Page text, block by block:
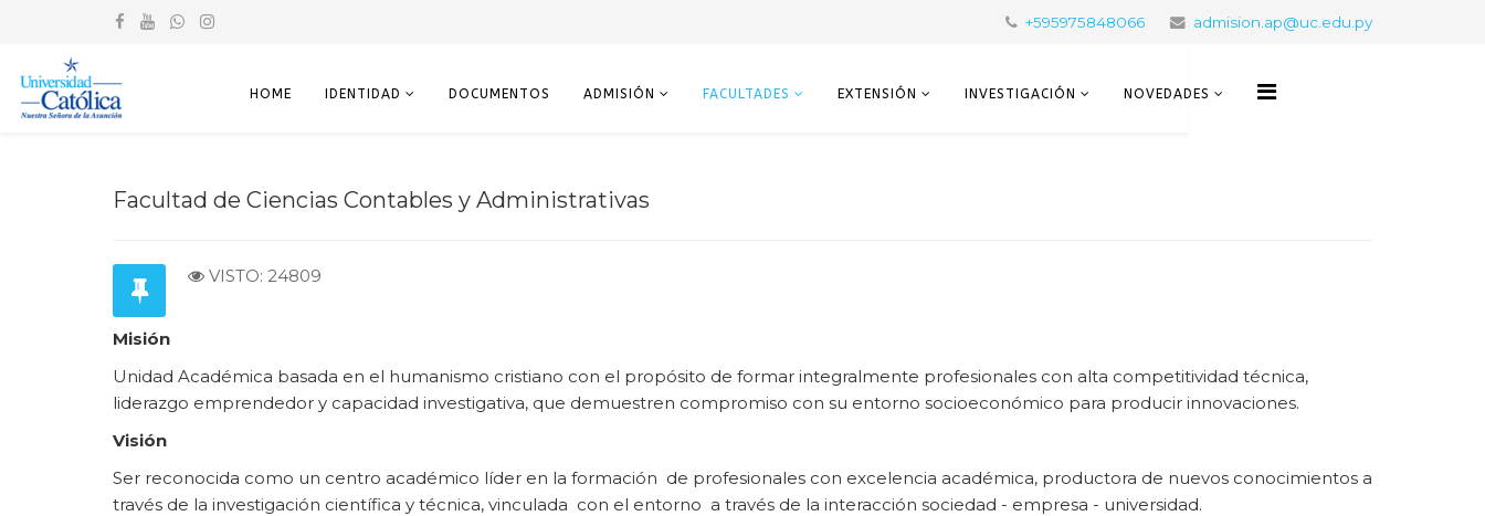
+595975848066 admision.ap@uc.edu.py
HOME IDENTIDAD DOCUMENTOS ADMISIÓN FACULTADES EXTENSIÓN INVESTIGACIÓN NOVEDADES
Facultad de Ciencias Contables y Administrativas
VISTO: 24809
Misión
Unidad Académica basada en el humanismo cristiano con el propósito de formar integralmente profesionales con alta competitividad técnica,
liderazgo emprendedor y capacidad investigativa, que demuestren compromiso con su entorno socioeconómico para producir innovaciones.
Visión
Ser reconocida como un centro académico líder en la formación de profesionales con excelencia académica, productora de nuevos conocimientos a
través de la investigación científica y técnica, vinculada con el entorno a través de la interacción sociedad - empresa - universidad.